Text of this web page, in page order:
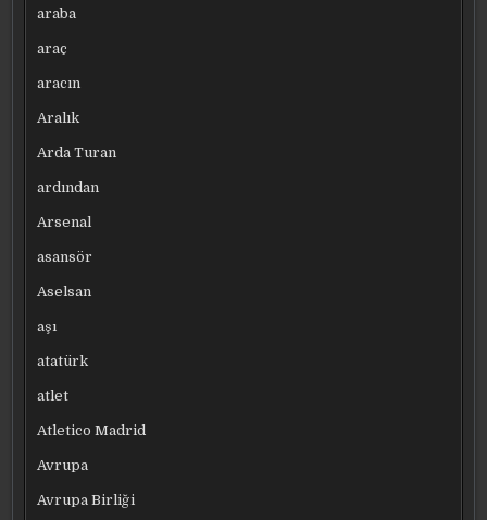
araba
araç
aracın
Aralık
Arda Turan
ardından
Arsenal
asansör
Aselsan
aşı
atatürk
atlet
Atletico Madrid
Avrupa
Avrupa Birliği